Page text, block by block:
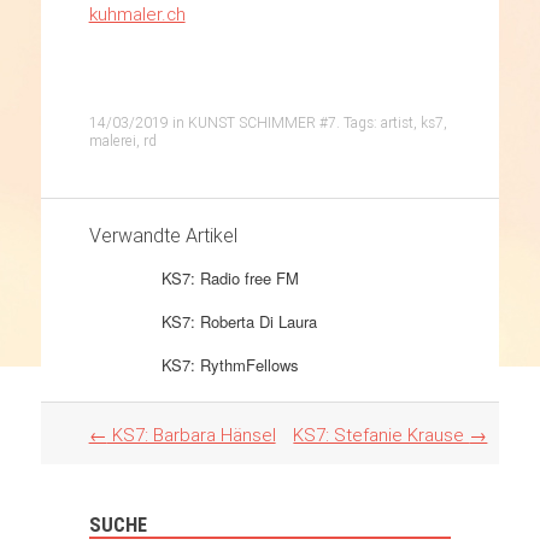
kuhmaler.ch
14/03/2019 in KUNST SCHIMMER #7 . Tags: artist ks7
malerei rd
Verwandte Artikel
KS7: Radio free FM
KS7: Roberta Di Laura
KS7: RythmFellows
Artikel
← KS7: Barbara Hänsel KS7: Stefanie Krause →
SUCHE